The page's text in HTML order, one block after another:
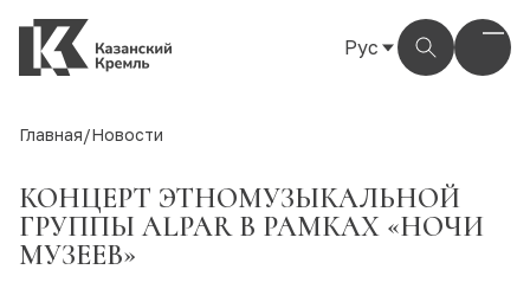
Рус
Главная/Новости
КОНЦЕРТ ЭТНОМУЗЫКАЛЬНОЙ
ГРУППЫ ALPAR В РАМКАХ «НОЧИ
МУЗЕЕВ»